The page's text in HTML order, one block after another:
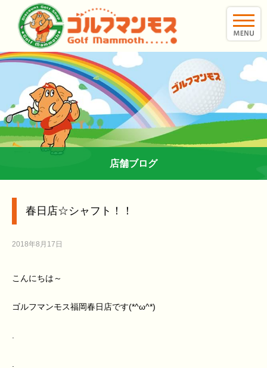
店舗ブログ
春日店☆シャフト！！
2018年8月17日
こんにちは～
ゴルフマンモス福岡春日店です(*^ω^*)
.
.